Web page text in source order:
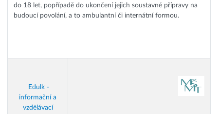
do 18 let, popřípadě do ukončení jejich soustavné přípravy na
budoucí povolání, a to ambulantní či internátní formou.
Edulk -
informační a
vzdělávací